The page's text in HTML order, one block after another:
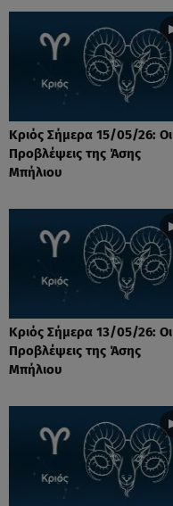
Κριός Σήμερα 15/05/26: Οι
Προβλέψεις της Άσης
Μπήλιου
Κριός Σήμερα 13/05/26: Οι
Προβλέψεις της Άσης
Μπήλιου